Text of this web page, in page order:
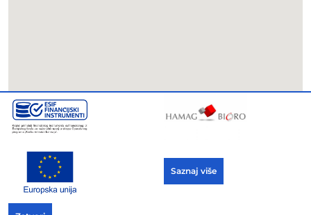
Copyright © 2021 ADRIA PROZORI / web
Saznaj više